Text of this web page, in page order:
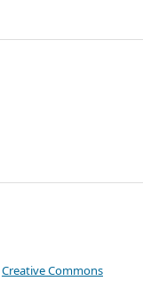
Creative Commons